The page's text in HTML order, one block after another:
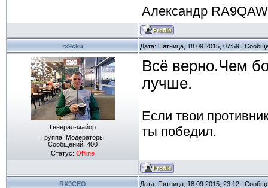
Александр
rx9cku Дата: Пятница, 18.09.2015, 07:59 |
Генерал-майор
Группа: Модераторы
Сообщений: 400
Статус: Offline
Всё верно.Чем
лучше.
Если твои
ты победил.
RX9CEO Дата: Пятница, 18.09.2015, 23:12 |